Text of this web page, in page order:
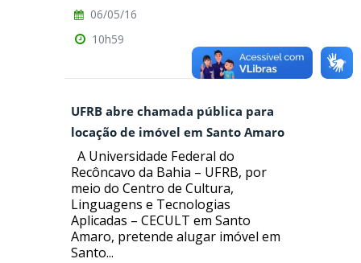
06/05/16
10h59
UFRB abre chamada pública para
locação de imóvel em Santo Amaro
A Universidade Federal do
Recôncavo da Bahia – UFRB, por
meio do Centro de Cultura,
Linguagens e Tecnologias
Aplicadas – CECULT em Santo
Amaro, pretende alugar imóvel em
Santo...